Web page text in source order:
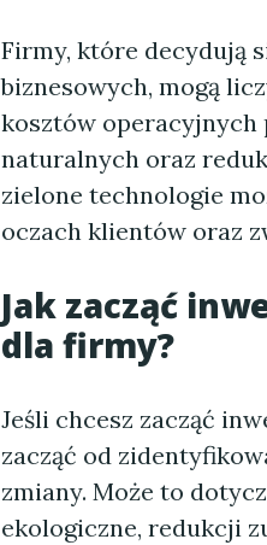
Firmy, które decydują
biznesowych, mogą
kosztów operacyjnych
naturalnych oraz
zielone technologie
oczach klientów oraz
Jak zacząć
dla firmy?
Jeśli chcesz zacząć
zacząć od
zmiany. Może to
ekologiczne, redukcji